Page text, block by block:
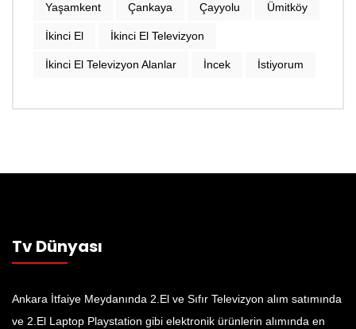
Yaşamkent Çankaya Çayyolu Ümitköy
İkinci El İkinci El Televizyon
İkinci El Televizyon Alanlar İncek İstiyorum
Tv Dünyası
Ankara İtfaiye Meydanında 2.El ve Sıfır Televizyon alım satımında
ve 2.El Laptop Playstation gibi elektronik ürünlerin alımında en